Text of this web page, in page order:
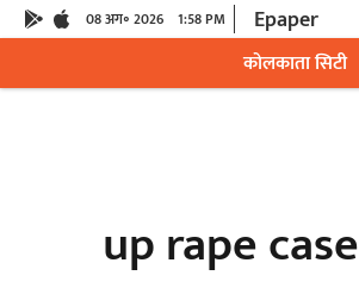
08 अग॰ 2026 1:58 PM Epaper
कोलकाता सिटी
up rape case